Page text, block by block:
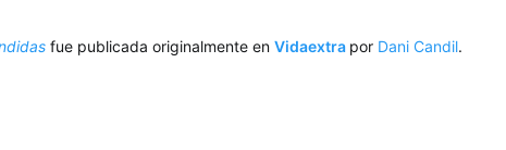
fue publicada originalmente en Vidaextra por Dani Candil.